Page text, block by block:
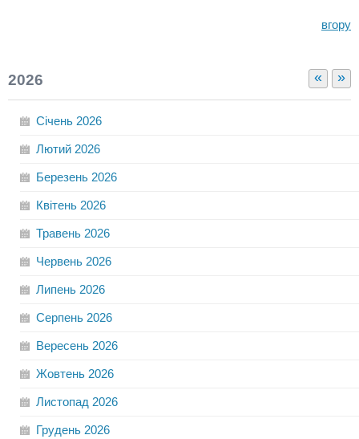
вгору
« »
2026
Січень 2026
Лютий 2026
Березень 2026
Квітень 2026
Травень 2026
Червень 2026
Липень 2026
Серпень 2026
Вересень 2026
Жовтень 2026
Листопад 2026
Грудень 2026